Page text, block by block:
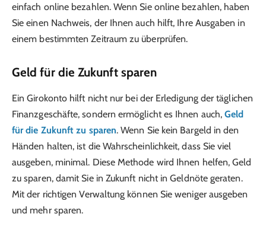
einfach online bezahlen. Wenn Sie online bezahlen, haben
Sie einen Nachweis, der Ihnen auch hilft, Ihre Ausgaben in
einem bestimmten Zeitraum zu überprüfen.
Geld für die Zukunft sparen
Ein Girokonto hilft nicht nur bei der Erledigung der täglichen
Finanzgeschäfte, sondern ermöglicht es Ihnen auch,Geld
für die Zukunft zu sparen. Wenn Sie kein Bargeld in den
Händen halten, ist die Wahrscheinlichkeit, dass Sie viel
ausgeben, minimal. Diese Methode wird Ihnen helfen, Geld
zu sparen, damit Sie in Zukunft nicht in Geldnöte geraten.
Mit der richtigen Verwaltung können Sie weniger ausgeben
und mehr sparen.